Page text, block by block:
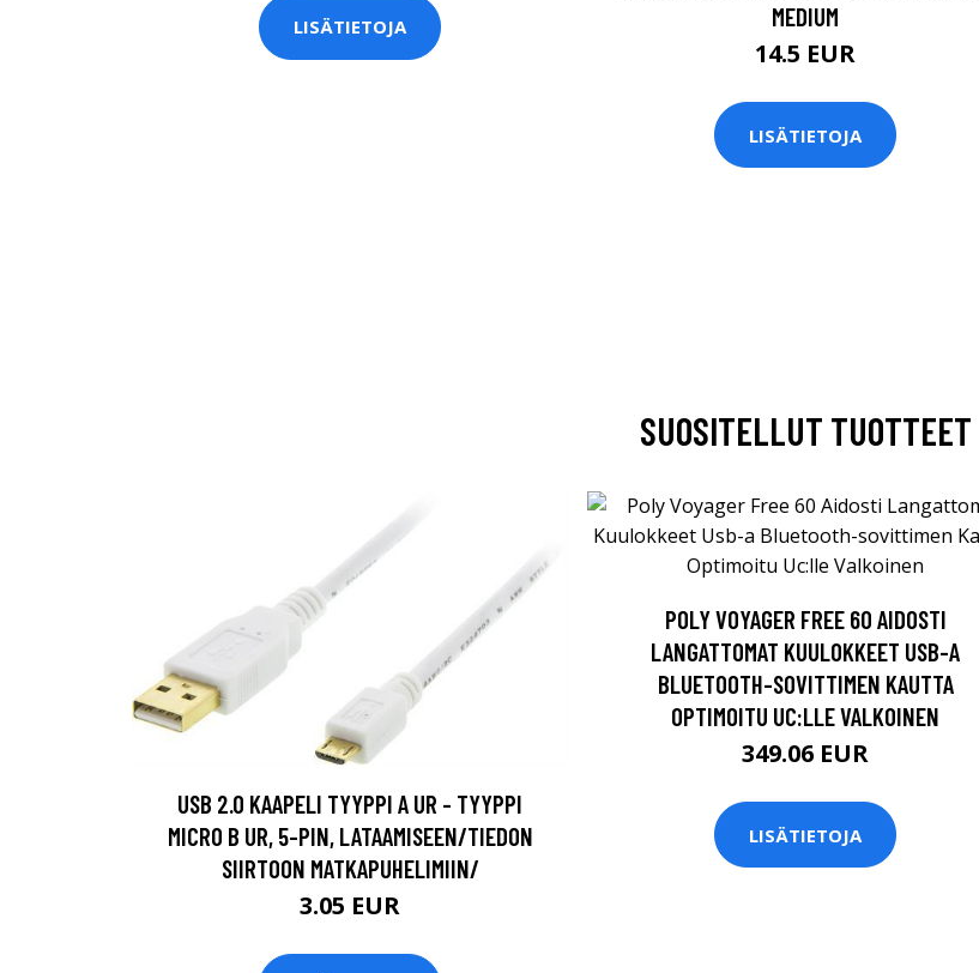
LISÄTIETOJA
MEDIUM
14.5 EUR
LISÄTIETOJA
SUOSITELLUT TUOTTEET
USB 2.0 KAAPELI TYYPPI A UR - TYYPPI
MICRO B UR, 5-PIN, LATAAMISEEN/TIEDON
SIIRTOON MATKAPUHELIMIIN/
3.05 EUR
POLY VOYAGER FREE 60 AIDOSTI
LANGATTOMAT KUULOKKEET USB-A
BLUETOOTH-SOVITTIMEN KAUTTA
OPTIMOITU UC:LLE VALKOINEN
349.06 EUR
LISÄTIETOJA